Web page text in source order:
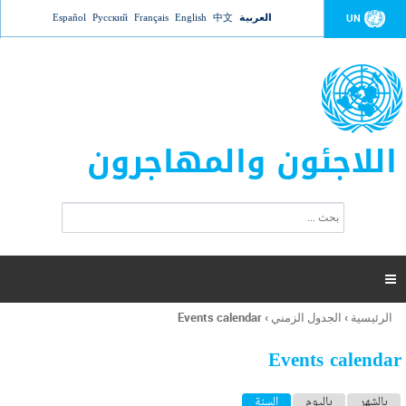
Jump to navigation UN العربية 中文
English
Français
Русский
Español
اللاجئون والمهاجرون
ت
ر
ل
ح
ب

أنت
هنا
الرئيسية › الجدول الزمني ›
Events calendar
Events calendar